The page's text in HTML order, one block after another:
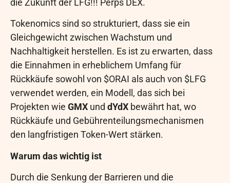
die Zukunft der LFG!!! Perps DEX.
Tokenomics sind so strukturiert, dass sie ein
Gleichgewicht zwischen Wachstum und
Nachhaltigkeit herstellen. Es ist zu erwarten, dass
die Einnahmen in erheblichem Umfang für
Rückkäufe sowohl von $ORAI als auch von $LFG
verwendet werden, ein Modell, das sich bei
Projekten wie GMX und dYdX bewährt hat, wo
Rückkäufe und Gebührenteilungsmechanismen
den langfristigen Token-Wert stärken.
Warum das wichtig ist
Durch die Senkung der Barrieren und die